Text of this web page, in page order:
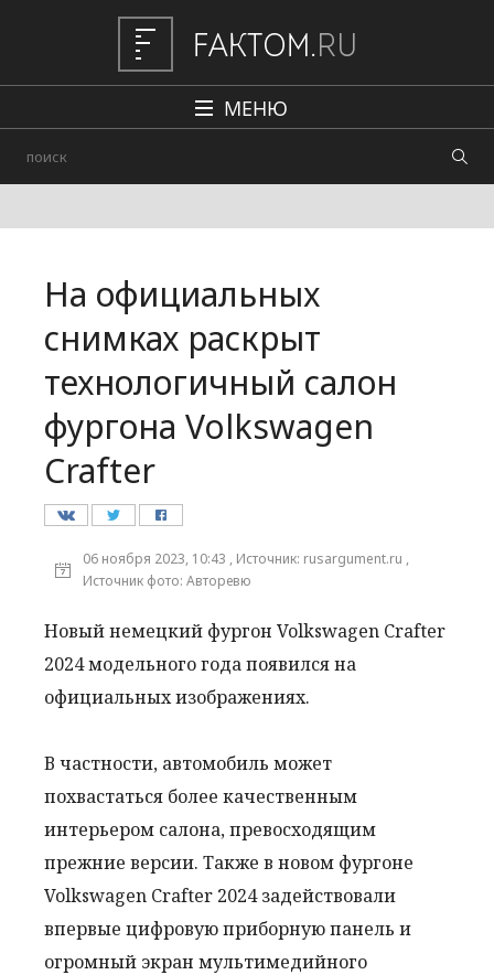
МЕНЮ
Авто
Происшествия
Редакция
На официальных
снимках раскрыт
технологичный салон
фургона Volkswagen
Crafter
06 ноября 2023, 10:43 , Источник: rusargument.ru ,
Источник фото: Авторевю
Новый немецкий фургон Volkswagen Crafter
2024 модельного года появился на
официальных изображениях.
В частности, автомобиль может
похвастаться более качественным
интерьером салона, превосходящим
прежние версии. Также в новом фургоне
Volkswagen Crafter 2024 задействовали
впервые цифровую приборную панель и
огромный экран мультимедийного